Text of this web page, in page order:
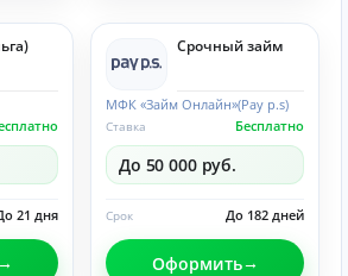
21 дня
Срочный займ
МФК «Займ Онлайн»(Pay p.s)
Бесплатно
Ставка
До 50 000 руб.
До 182 дней
Срок
Оформить